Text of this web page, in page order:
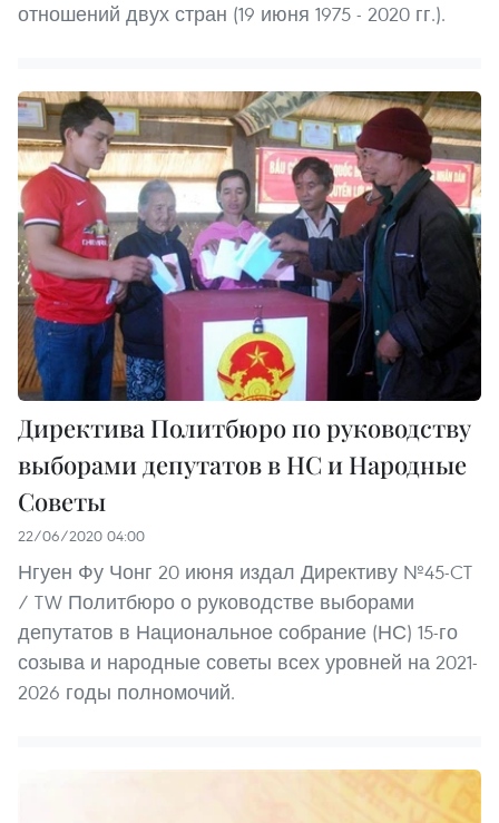
отношений двух стран (19 июня 1975 - 2020 гг.).
Директива Политбюро по руководству
выборами депутатов в НС и Народные
Советы
22/06/2020 04:00
Нгуен Фу Чонг 20 июня издал Директиву №45-CT
/ TW Политбюро о руководстве выборами
депутатов в Национальное собрание (НС) 15-го
созыва и народные советы всех уровней на 2021-
2026 годы полномочий.